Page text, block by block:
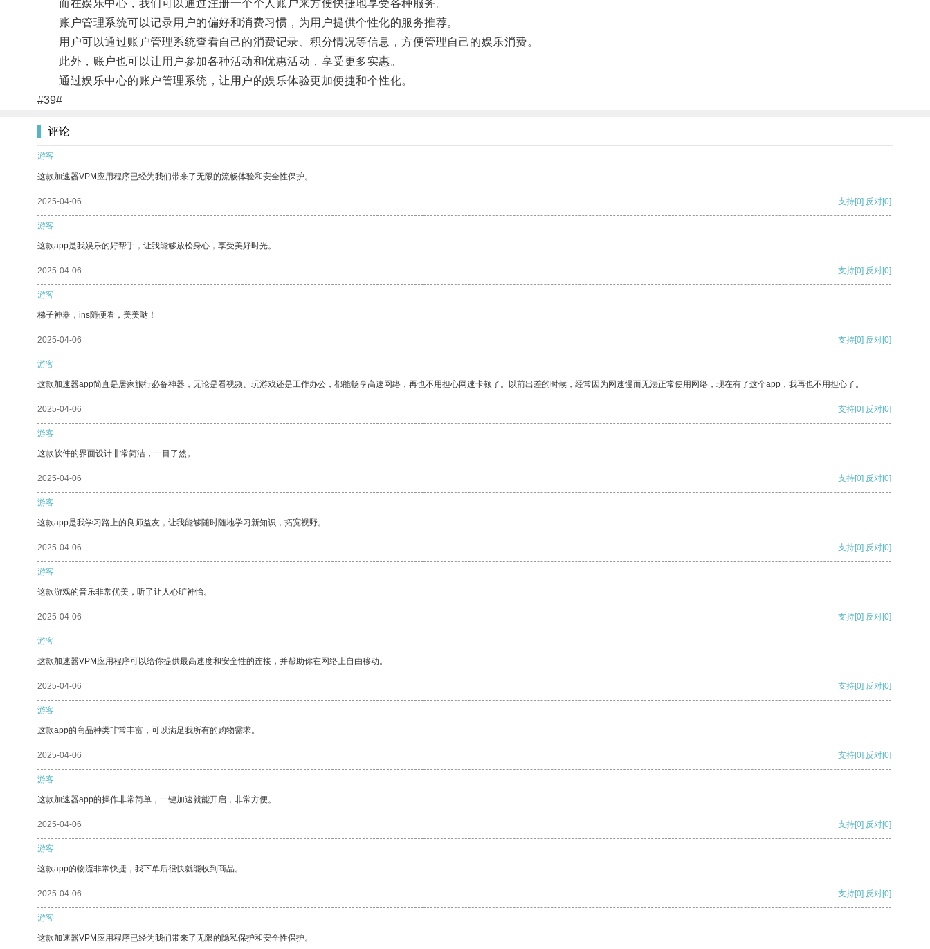
而在娱乐中心，我们可以通过注册一个个人账户来方便快捷地享受各种服务。
账户管理系统可以记录用户的偏好和消费习惯，为用户提供个性化的服务推荐。
用户可以通过账户管理系统查看自己的消费记录、积分情况等信息，方便管理自己的娱乐消费。
此外，账户也可以让用户参加各种活动和优惠活动，享受更多实惠。
通过娱乐中心的账户管理系统，让用户的娱乐体验更加便捷和个性化。
#39#
评论
游客
这款加速器VPM应用程序已经为我们带来了无限的流畅体验和安全性保护。
2025-04-06 支持[0] 反对[0]
游客
这款app是我娱乐的好帮手，让我能够放松身心，享受美好时光。
2025-04-06 支持[0] 反对[0]
游客
梯子神器，ins随便看，美美哒！
2025-04-06 支持[0] 反对[0]
游客
这款加速器app简直是居家旅行必备神器，无论是看视频、玩游戏还是工作办公，都能畅享高速网络，再也不用担心网速卡顿了。以前出差的时候，经常因为网速慢而无法正常使用网络，现在有了这个app，我再也不用担心了。
2025-04-06 支持[0] 反对[0]
游客
这款软件的界面设计非常简洁，一目了然。
2025-04-06 支持[0] 反对[0]
游客
这款app是我学习路上的良师益友，让我能够随时随地学习新知识，拓宽视野。
2025-04-06 支持[0] 反对[0]
游客
这款游戏的音乐非常优美，听了让人心旷神怡。
2025-04-06 支持[0] 反对[0]
游客
这款加速器VPM应用程序可以给你提供最高速度和安全性的连接，并帮助你在网络上自由移动。
2025-04-06 支持[0] 反对[0]
游客
这款app的商品种类非常丰富，可以满足我所有的购物需求。
2025-04-06 支持[0] 反对[0]
游客
这款加速器app的操作非常简单，一键加速就能开启，非常方便。
2025-04-06 支持[0] 反对[0]
游客
这款app的物流非常快捷，我下单后很快就能收到商品。
2025-04-06 支持[0] 反对[0]
游客
这款加速器VPM应用程序已经为我们带来了无限的隐私保护和安全性保护。